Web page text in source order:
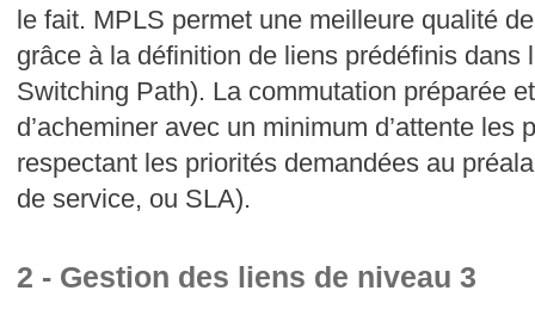
le fait. MPLS permet une meilleure qualité
grâce à la définition de liens prédéfinis dans
Switching Path). La commutation préparée
d’acheminer avec un minimum d’attente
respectant les priorités demandées au
de service, ou SLA).
2 - Gestion des liens de niveau 3